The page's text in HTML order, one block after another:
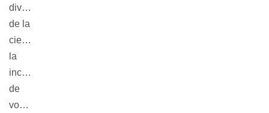
divulgación
de la
ciencia,
la
incubación
de
vocaciones